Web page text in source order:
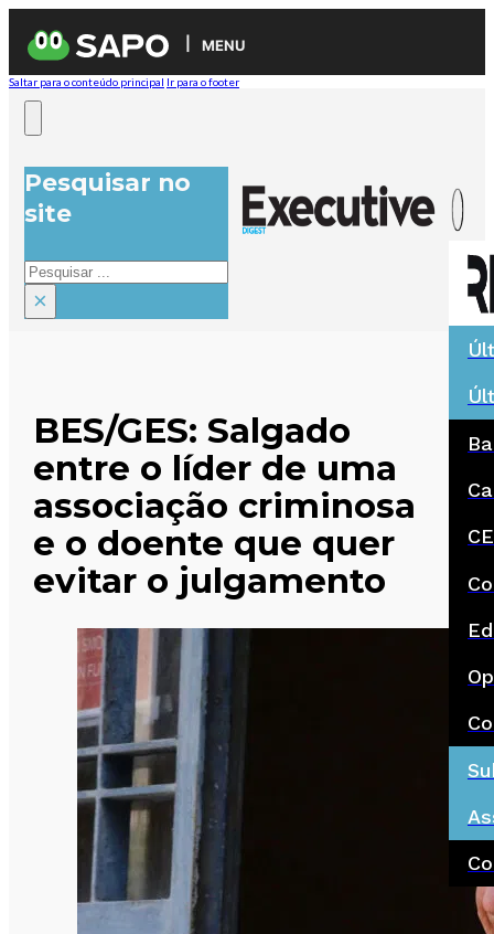
MENU
Saltar para o conteúdo principal Ir para o footer
Pesquisar no
site
Pesquisar
×
BES/GES: Salgado
entre o líder de uma
associação criminosa
e o doente que quer
evitar o julgamento